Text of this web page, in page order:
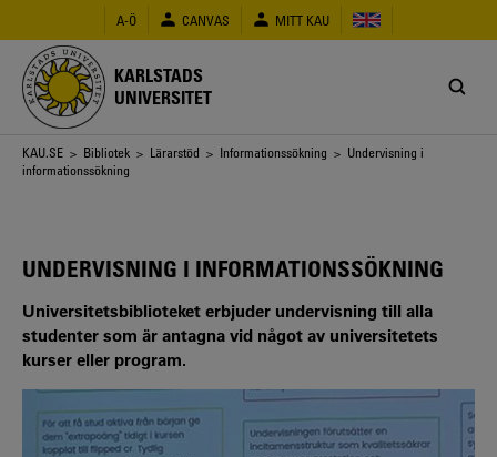
huvudinnehåll
A-Ö CANVAS MITT KAU
KARLSTADS
UNIVERSITET
Länkstig
KAU.SE > Bibliotek > Lärarstöd > Informationssökning > Undervisning i
informationssökning
UNDERVISNING I INFORMATIONSSÖKNING
Universitetsbiblioteket erbjuder undervisning till alla
studenter som är antagna vid något av universitetets
kurser eller program.